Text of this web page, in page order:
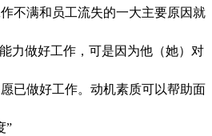
不满和员工流失的一大主要原因就
力做好工作，可是因为他（她）对
已做好工作。动机素质可以帮助面
”